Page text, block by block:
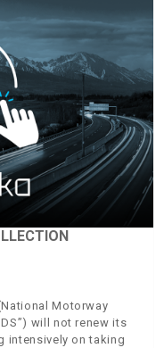
Motorway
will not renew its
intensively on taking